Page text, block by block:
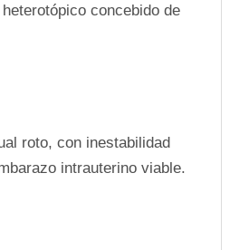
concebido de
roto, con inestabilidad
intrauterino viable.